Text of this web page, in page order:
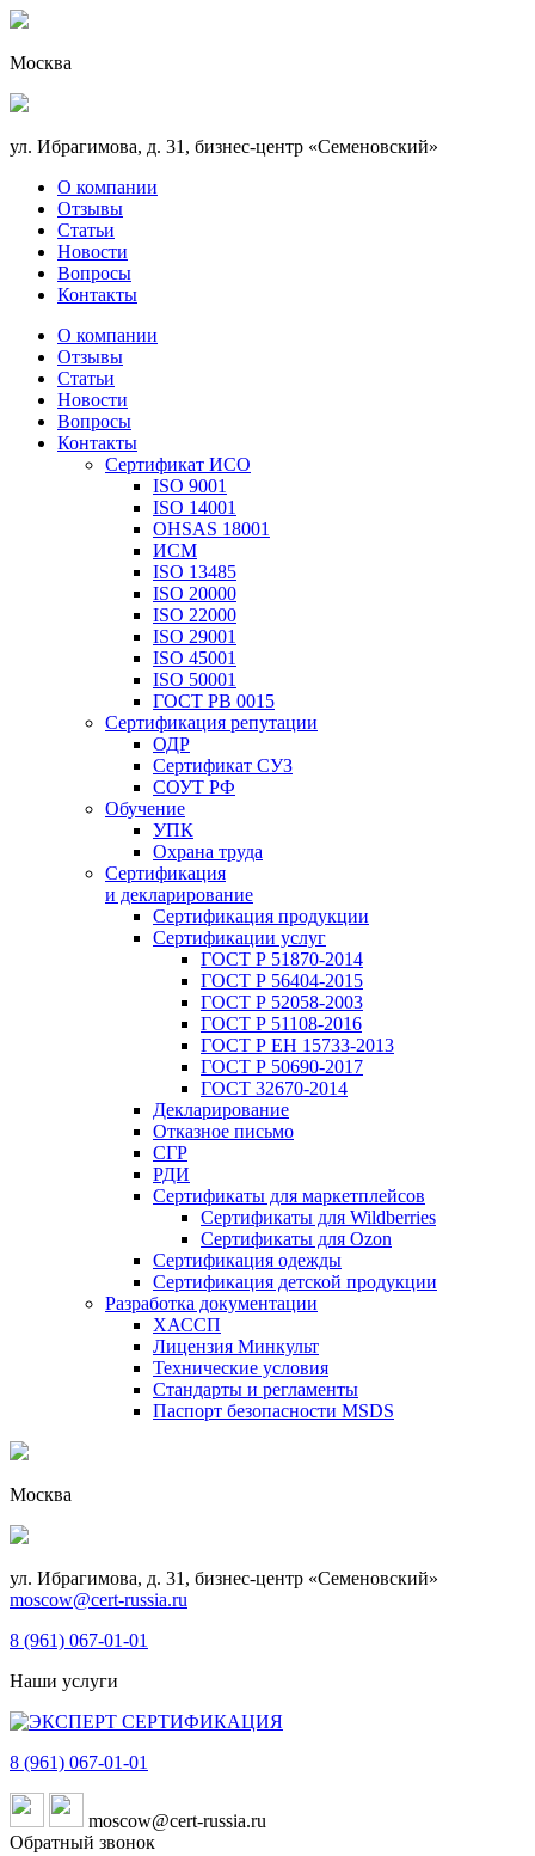
Москва
ул. Ибрагимова, д. 31, бизнес-центр «Семеновский»
О компании
Отзывы
Статьи
Новости
Вопросы
Контакты
О компании
Отзывы
Статьи
Новости
Вопросы
Контакты
Сертификат ИСО
ISO 9001
ISO 14001
OHSAS 18001
ИСМ
ISO 13485
ISO 20000
ISO 22000
ISO 29001
ISO 45001
ISO 50001
ГОСТ РВ 0015
Сертификация репутации
ОДР
Сертификат СУЗ
СОУТ РФ
Обучение
УПК
Охрана труда
Сертификация
и декларирование
Сертификация продукции
Сертификации услуг
ГОСТ Р 51870-2014
ГОСТ Р 56404-2015
ГОСТ Р 52058-2003
ГОСТ Р 51108-2016
ГОСТ Р ЕН 15733-2013
ГОСТ Р 50690-2017
ГОСТ 32670-2014
Декларирование
Отказное письмо
СГР
РДИ
Сертификаты для маркетплейсов
Сертификаты для Wildberries
Сертификаты для Ozon
Сертификация одежды
Сертификация детской продукции
Разработка документации
ХАССП
Лицензия Минкульт
Технические условия
Стандарты и регламенты
Паспорт безопасности MSDS
Москва
ул. Ибрагимова, д. 31, бизнес-центр «Семеновский»
moscow@cert-russia.ru
8 (961) 067-01-01
Наши услуги
8 (961) 067-01-01
moscow@cert-russia.ru
Обратный звонок